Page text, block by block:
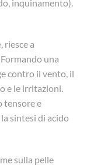
inquinamento).
riesce a
una
contro il vento, il
e le irritazioni.
tensore e
sintesi di acido
sulla pelle